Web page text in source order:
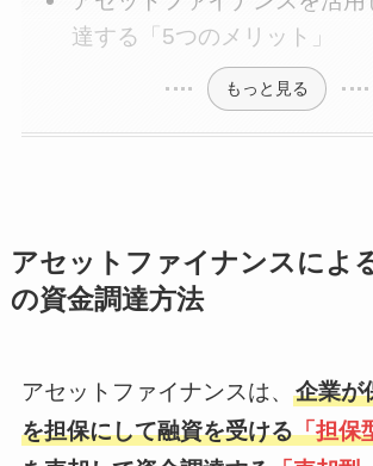
達する「5つのメリット」
もっと見る
アセットファイナンスによ
の資金調達方法
アセットファイナンスは、 企業が
を担保にして融資を受ける「担保